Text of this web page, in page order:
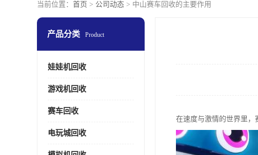
当前位置： 首页 > 公司动态 > 中山赛车回收的主要作用
产品分类 Product
娃娃机回收
游戏机回收
赛车回收
电玩城回收
在速度与激情的世界里，